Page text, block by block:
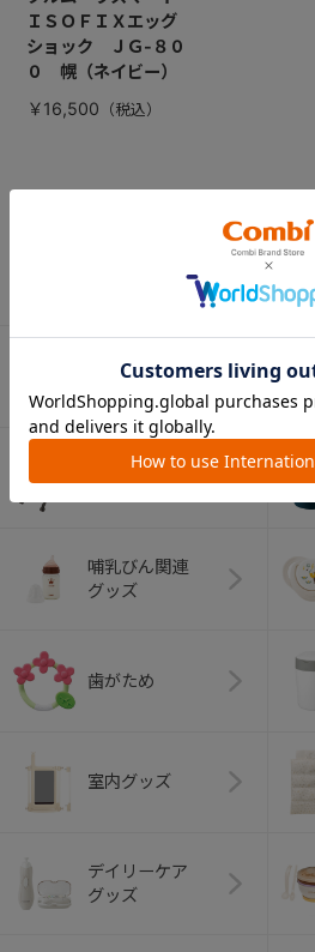
ＩＳＯＦＩＸエッグ
ショック ＪＧ-８０
０ 幌（ネイビー）
￥16,500
CATEGORY
カテゴリー
（コンビ）
ベビーカー
ベビーラック＆
ベビーチェア
哺乳びん関連
グッズ
歯がため
室内グッズ
デイリーケア
グッズ